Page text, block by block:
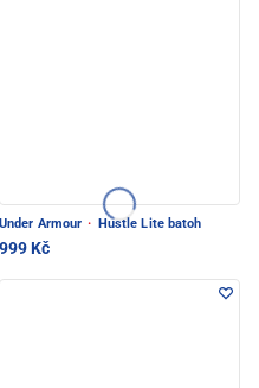
Under Armour · Hustle Lite batoh
999 Kč